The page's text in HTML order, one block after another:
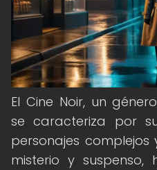
El Cine Noir, un
se caracteriza por
personajes complejos
misterio y